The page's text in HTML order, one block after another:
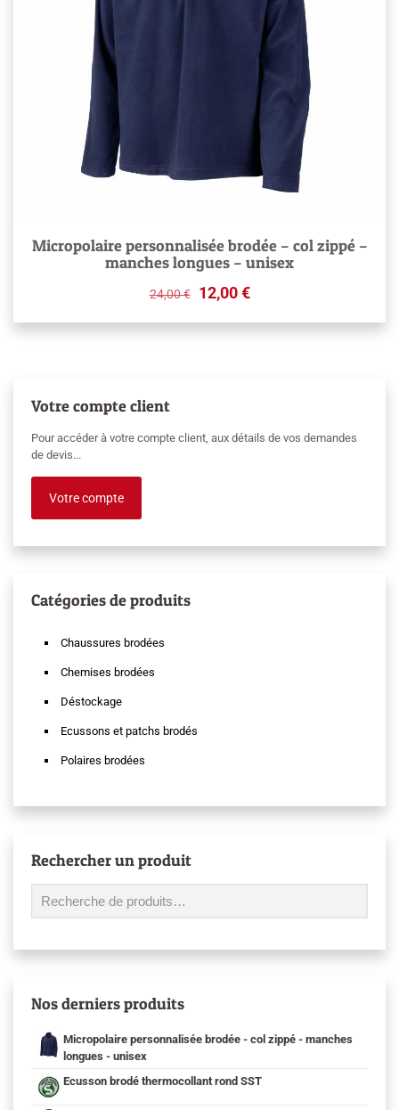
Micropolaire personnalisée brodée – col zippé –
manches longues – unisex
24,00€
Original
was:
12,00€Current
is:
Votre compte client
Pour accéder à votre compte client, aux détails de vos demandes
de devis...
Votre compte
Catégories de produits
Chaussures brodées
Chemises brodées
Déstockage
Ecussons et patchs brodés
Polaires brodées
Rechercher un produit
Nos derniers produits
Micropolaire personnalisée brodée - col zippé - manches
longues - unisex
Ecusson brodé thermocollant rond SST